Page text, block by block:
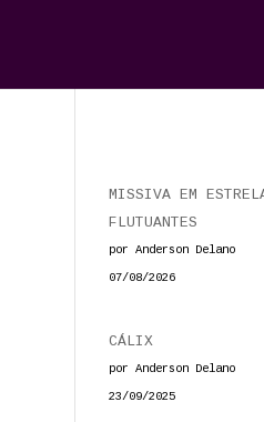
MISSIVA EM
FLUTUANTES
por Anderson Delano
07/08/2026
CÁLIX
por Anderson Delano
23/09/2025